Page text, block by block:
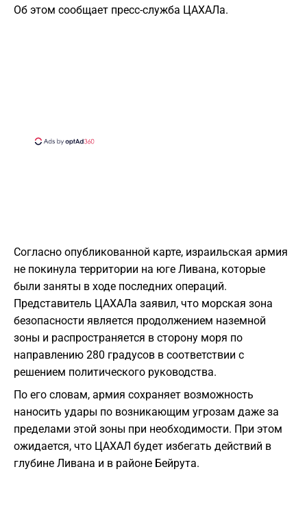
Об этом сообщает пресс-служба ЦАХАЛа.
Согласно опубликованной карте, израильская армия
не покинула территории на юге Ливана, которые
были заняты в ходе последних операций.
Представитель ЦАХАЛа заявил, что морская зона
безопасности является продолжением наземной
зоны и распространяется в сторону моря по
направлению 280 градусов в соответствии с
решением политического руководства.
По его словам, армия сохраняет возможность
наносить удары по возникающим угрозам даже за
пределами этой зоны при необходимости. При этом
ожидается, что ЦАХАЛ будет избегать действий в
глубине Ливана и в районе Бейрута.